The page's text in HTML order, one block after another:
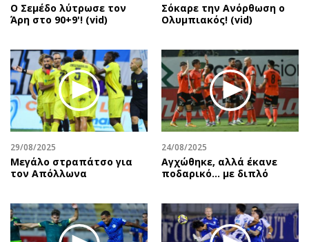
Ο Σεμέδο λύτρωσε τον
Άρη στο 90+9'! (vid)
Σόκαρε την Ανόρθωση ο
Ολυμπιακός! (vid)
29/08/2025
Μεγάλο στραπάτσο για
τον Απόλλωνα
24/08/2025
Αγχώθηκε, αλλά έκανε
ποδαρικό… με διπλό